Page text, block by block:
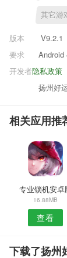
其它游
版本
V9.2.1
要求
Android
隐私政策
开发者
扬州好
相关应用推
专业锁机安卓
16.88MB
查看
下载了扬州